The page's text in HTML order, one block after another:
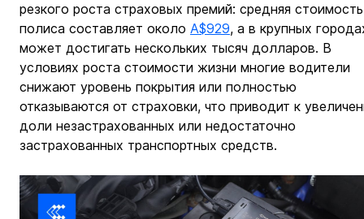
резкого роста страховых премий: средняя
полиса составляет около A$929, а в крупных
может достигать нескольких тысяч долларов. В
условиях роста стоимости жизни многие водители
снижают уровень покрытия или полностью
отказываются от страховки, что приводит к
доли незастрахованных или недостаточно
застрахованных транспортных средств.